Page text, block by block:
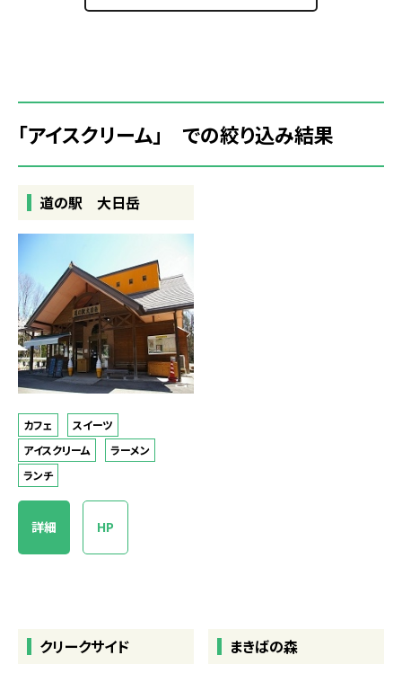
「アイスクリーム」 での絞り込み結果
道の駅 大日岳
カフェ
スイーツ
アイスクリーム
ラーメン
ランチ
詳細 HP
クリークサイド まきばの森